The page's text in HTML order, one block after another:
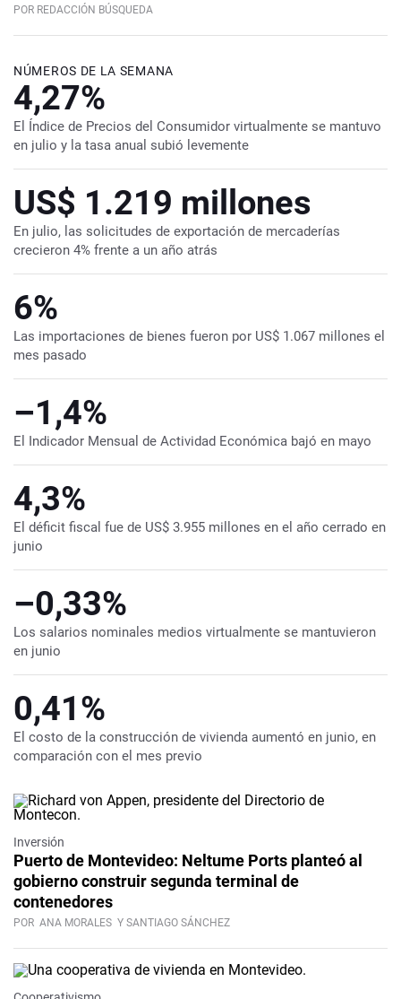
POR REDACCIÓN BÚSQUEDA
NÚMEROS DE LA SEMANA
4,27%
El Índice de Precios del Consumidor virtualmente se mantuvo
en julio y la tasa anual subió levemente
US$ 1.219 millones
En julio, las solicitudes de exportación de mercaderías
crecieron 4% frente a un año atrás
6%
Las importaciones de bienes fueron por US$ 1.067 millones el
mes pasado
–1,4%
El Indicador Mensual de Actividad Económica bajó en mayo
4,3%
El déficit fiscal fue de US$ 3.955 millones en el año cerrado en
junio
–0,33%
Los salarios nominales medios virtualmente se mantuvieron
en junio
0,41%
El costo de la construcción de vivienda aumentó en junio, en
comparación con el mes previo
Inversión
Puerto de Montevideo: Neltume Ports planteó al
gobierno construir segunda terminal de
contenedores
POR ANA MORALES Y SANTIAGO SÁNCHEZ